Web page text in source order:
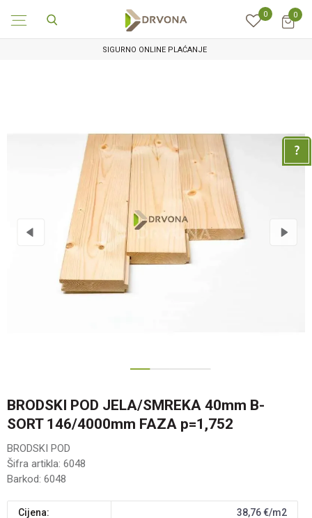
0 0
SIGURNO ONLINE PLAĆANJE
BRODSKI POD JELA/SMREKA 40mm B-
SORT 146/4000mm FAZA p=1,752
BRODSKI POD
Šifra artikla: 6048
Barkod: 6048
Cijena: 38,76€/m2